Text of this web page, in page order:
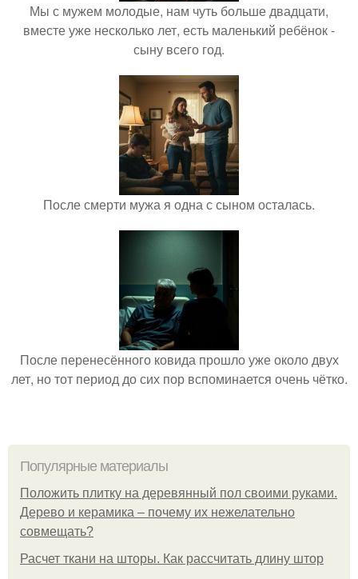
Мы с мужем молодые, нам чуть больше двадцати,
вместе уже несколько лет, есть маленький ребёнок -
сыну всего год.
После смерти мужа я одна с сыном осталась.
После перенесённого ковида прошло уже около двух
лет, но тот период до сих пор вспоминается очень чётко.
Популярные материалы
Положить плитку на деревянный пол своими руками.
Дерево и керамика – почему их нежелательно
совмещать?
Расчет ткани на шторы. Как рассчитать длину штор